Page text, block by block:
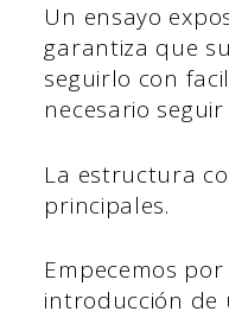
Un ensayo
garantiza que
seguirlo con
necesario
La estructura
principales.
Empecemos
introducción de